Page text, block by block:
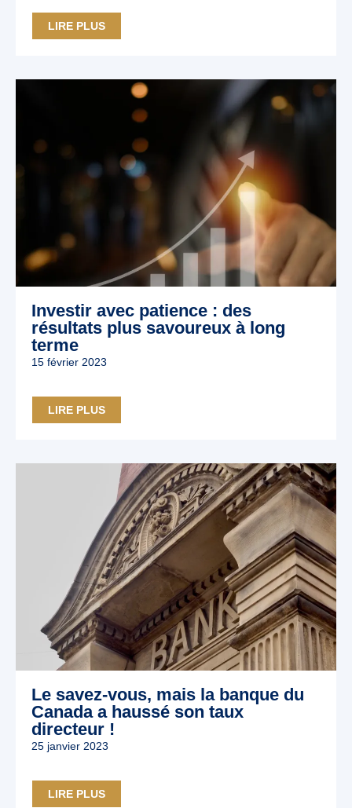
LIRE PLUS
Investir avec patience : des
résultats plus savoureux à long
terme
15 février 2023
LIRE PLUS
Le savez-vous, mais la banque du
Canada a haussé son taux
directeur !
25 janvier 2023
LIRE PLUS